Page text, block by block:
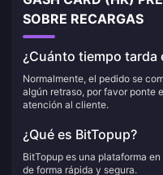
SOBRE RECARGAS
¿Cuánto tiempo tarda
Normalmente, el pedido se
algún retraso, por favor ponte
atención al cliente.
¿Qué es BitTopup?
BitTopup es una plataforma
de forma rápida y segura.